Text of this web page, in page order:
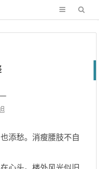
添愁。消瘦腰肢不自